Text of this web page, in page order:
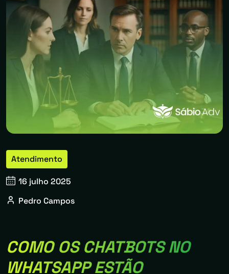
Atendimento
16 julho 2025
Pedro Campos
COMO OS CHATBOTS NO
WHATSAPP ESTÃO